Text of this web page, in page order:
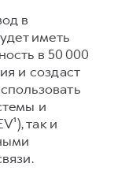
в
иметь
в 50 000
и создаст
и
так и